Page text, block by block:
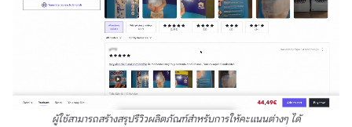
ผู้ใช้สามารถสร้างสรุปรีวิวผลิตภัณฑ์สำหรับการให้คะแนนต่างๆ ได้